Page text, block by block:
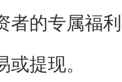
者的专属福
提现。